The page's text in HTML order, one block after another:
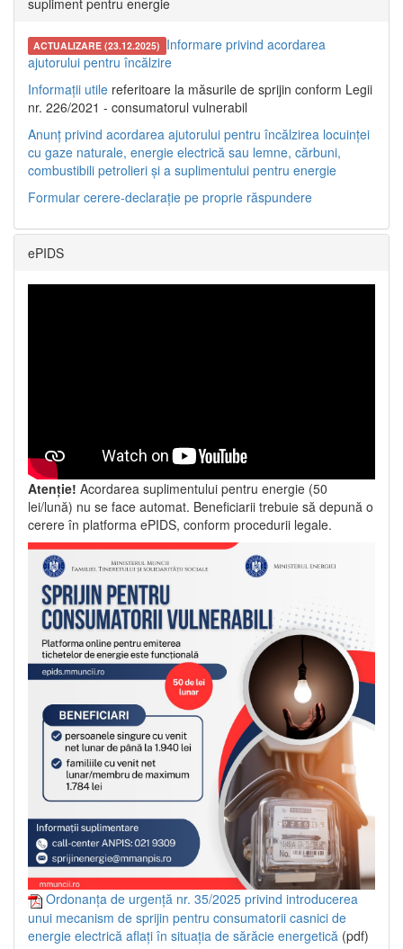
supliment pentru energie
ACTUALIZARE (23.12.2025) Informare privind acordarea
ajutorului pentru încălzire
Informații utile referitoare la măsurile de sprijin conform Legii
nr. 226/2021 - consumatorul vulnerabil
Anunț privind acordarea ajutorului pentru încălzirea locuinței
cu gaze naturale, energie electrică sau lemne, cărbuni,
combustibili petrolieri și a suplimentului pentru energie
Formular cerere-declarație pe proprie răspundere
ePIDS
Atenție! Acordarea suplimentului pentru energie (50
lei/lună) nu se face automat. Beneficiarii trebuie să depună o
cerere în platforma ePIDS, conform procedurii legale.
Ordonanța de urgență nr. 35/2025 privind introducerea
unui mecanism de sprijin pentru consumatorii casnici de
energie electrică aflați în situația de sărăcie energetică (pdf)